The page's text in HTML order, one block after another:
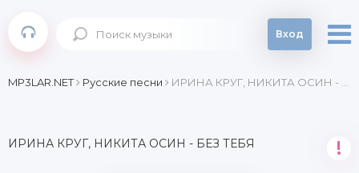
Вход
MP3LAR.NET Русские песни ИРИНА КРУГ, НИКИТА ОСИН - БЕЗ ТЕБЯ
ИРИНА КРУГ, НИКИТА ОСИН - БЕЗ ТЕБЯ !